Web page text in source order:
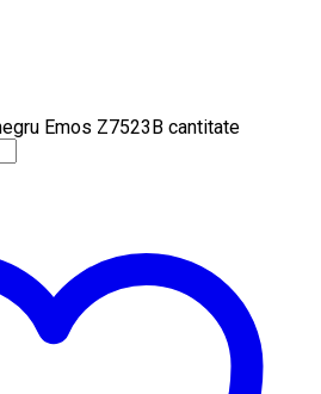
Emos Z7523B cantitate